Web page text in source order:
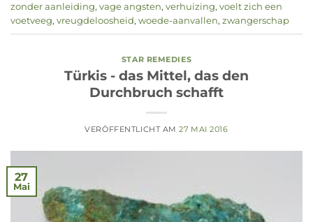
zonder aanleiding, vage angsten, verhuizing, voelt zich een
voetveeg, vreugdeloosheid, woede-aanvallen, zwangerschap
STAR REMEDIES
Türkis - das Mittel, das den
Durchbruch schafft
VERÖFFENTLICHT AM27 MAI 2016
27
Mai